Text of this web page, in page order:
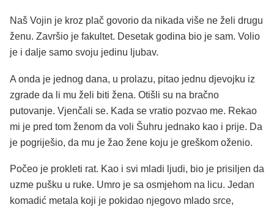
Naš Vojin je kroz plač govorio da nikada više ne želi drugu
ženu. Završio je fakultet. Desetak godina bio je sam. Volio
je i dalje samo svoju jedinu ljubav.
A onda je jednog dana, u prolazu, pitao jednu djevojku iz
zgrade da li mu želi biti žena. Otišli su na bračno
putovanje. Vjenčali se. Kada se vratio pozvao me. Rekao
mi je pred tom ženom da voli Šuhru jednako kao i prije. Da
je pogriješio, da mu je žao žene koju je greškom oženio.
Počeo je prokleti rat. Kao i svi mladi ljudi, bio je prisiljen da
uzme pušku u ruke. Umro je sa osmjehom na licu. Jedan
komadić metala koji je pokidao njegovo mlado srce,